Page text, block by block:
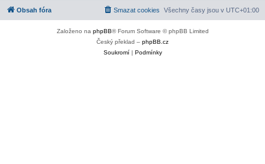
Obsah fóra Všechny časy jsou v UTC+01:00
Smazat cookies
Založeno na phpBB® Forum Software © phpBB Limited
Český překlad – phpBB.cz
Soukromí| Podmínky